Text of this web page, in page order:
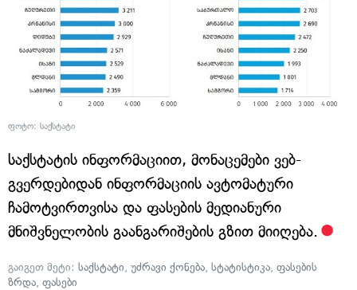
ფოტო: საქსტატი
საქსტატის ინფორმაციით, მონაცემები ვებ-
გვერდებიდან ინფორმაციის ავტომატური
ჩამოტვირთვისა და ფასების მედიანური
მნიშვნელობის გაანგარიშების გზით მიიღება.
გაიგეთ მეტი: საქსტატი, უძრავი ქონება, სტატისტიკა, ფასების
ზრდა, ფასები